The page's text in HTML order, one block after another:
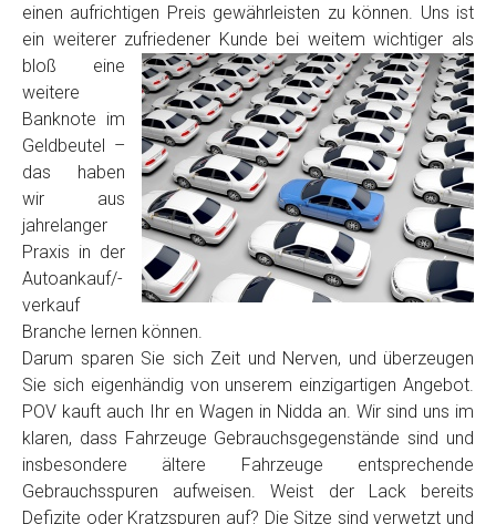
Model*
Baujahr
Getriebe
Bekannte Schäden
Preisvorstellung
Name*
einen aufrichtigen Preis gewährleisten zu können. Uns ist
ein weiterer zufriedener Kunde bei weitem wichtiger als
bloß eine
weitere
Banknote im
Geldbeutel –
das haben
wir aus
jahrelanger
Praxis in der
Autoankauf/-
verkauf
Branche lernen können.
Darum sparen Sie sich Zeit und Nerven, und überzeugen
Sie sich eigenhändig von unserem einzigartigen Angebot.
POV kauft auch Ihr en Wagen in Nidda an. Wir sind uns im
klaren, dass Fahrzeuge Gebrauchsgegenstände sind und
insbesondere ältere Fahrzeuge entsprechende
Gebrauchsspuren aufweisen. Weist der Lack bereits
Defizite oder Kratzspuren auf? Die Sitze sind verwetzt und